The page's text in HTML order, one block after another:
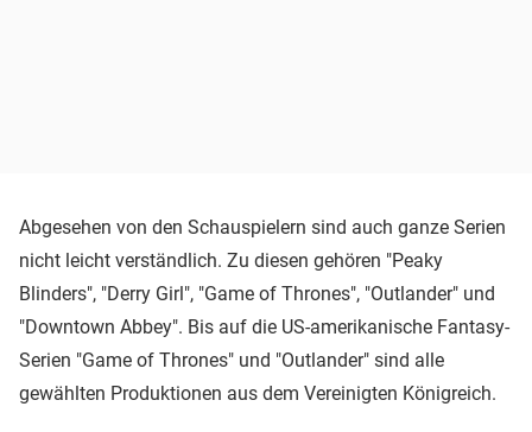
Abgesehen von den Schauspielern sind auch ganze Serien
nicht leicht verständlich. Zu diesen gehören "Peaky
Blinders", "Derry Girl", "Game of Thrones", "Outlander" und
"Downtown Abbey". Bis auf die US-amerikanische Fantasy-
Serien "Game of Thrones" und "Outlander" sind alle
gewählten Produktionen aus dem Vereinigten Königreich.